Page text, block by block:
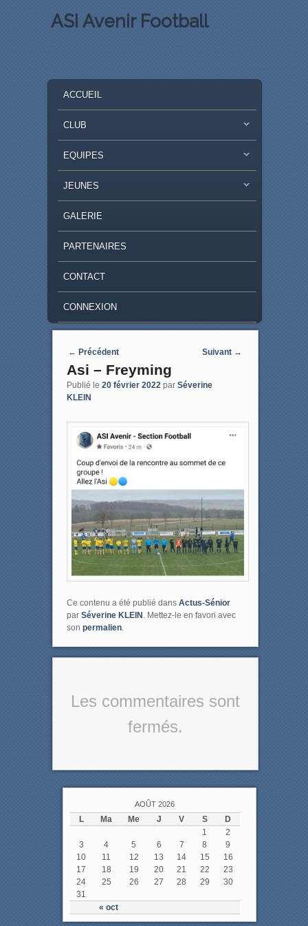
ASI Avenir Football
MASQUER LA NAVIGATION PRINCIPALE
MASQUER LA NAVIGATION SECONDAIRE
ACCUEIL
CLUB
EQUIPES
JEUNES
GALERIE
PARTENAIRES
CONTACT
CONNEXION
Post navigation
← Précédent Suivant →
Asi – Freyming
Publié le 20 février 2022 par Séverine
KLEIN
Ce contenu a été publié dans Actus-Sénior
par Séverine KLEIN . Mettez-le en favori avec
son permalien.
Les commentaires sont
fermés.
AOÛT 2026
L Ma Me J V S D
« oct
1
2
3
4 5 6 7 8
9
10
11 12 13 14 15
16
17
18 19 20 21 22
23
24
25 26 27 28 29
30
31